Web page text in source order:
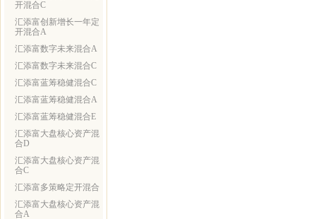
开混合C
汇添富创新增长一年定
开混合A
汇添富数字未来混合A
汇添富数字未来混合C
汇添富蓝筹稳健混合C
汇添富蓝筹稳健混合A
汇添富蓝筹稳健混合E
汇添富大盘核心资产混
合D
汇添富大盘核心资产混
合C
汇添富多策略定开混合
汇添富大盘核心资产混
合A